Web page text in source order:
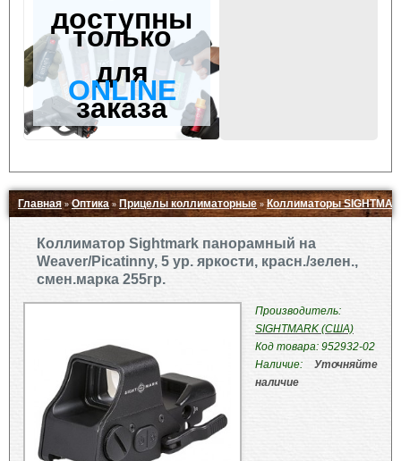
доступны
только
для
ONLINE
заказа
Главная»Оптика » Прицелы коллиматорные »Коллиматоры
Коллиматор Sightmark панорамный на
Weaver/Picatinny, 5 ур. яркости, красн./зелен.,
смен.марка 255гр.
Производитель:
SIGHTMARK (США)
Код товара: 952932-02
Наличие: Уточняйте
наличие